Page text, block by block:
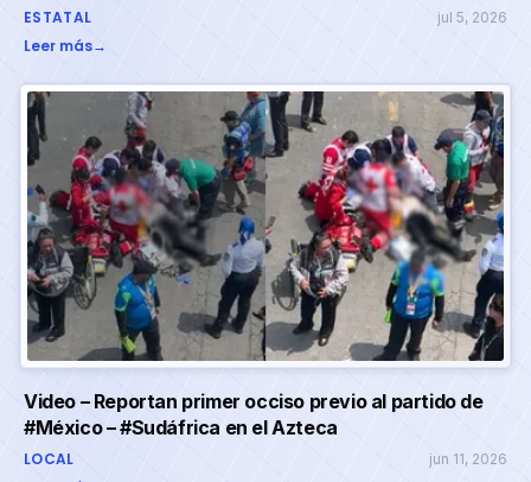
ESTATAL jul 5, 2026
Leer más→
Video – Reportan primer occiso previo al partido de
#México – #Sudáfrica en el Azteca
LOCAL jun 11, 2026